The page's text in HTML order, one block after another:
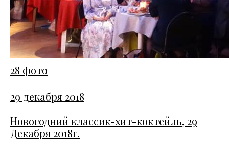
28 фото
29 декабря 2018
Новогодний классик-хит-коктейль, 29
Декабря 2018г.